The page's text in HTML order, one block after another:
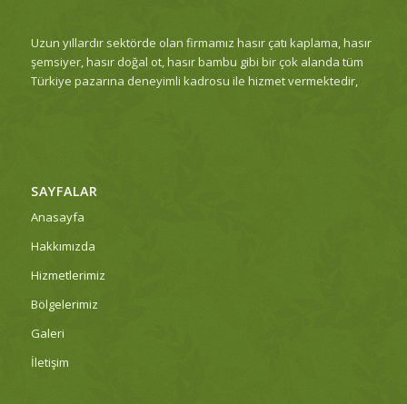
Uzun yıllardır sektörde olan firmamız hasır çatı kaplama, hasır
şemsiyer, hasır doğal ot, hasır bambu gibi bir çok alanda tüm
Türkiye pazarına deneyimli kadrosu ile hizmet vermektedir,
SAYFALAR
Anasayfa
Hakkımızda
Hizmetlerimiz
Bölgelerimiz
Galeri
İletişim